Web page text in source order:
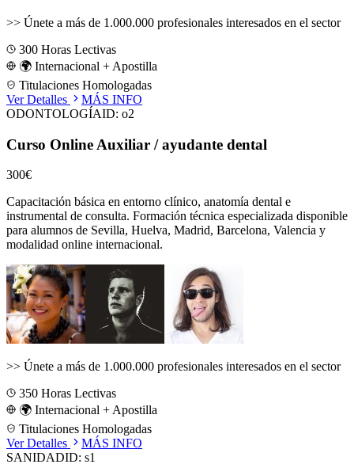
>> Únete a más de 1.000.000 profesionales interesados en el sector
300 Horas Lectivas
🌍 Internacional + Apostilla
Titulaciones Homologadas
Ver Detalles
MÁS INFO
ODONTOLOGÍAID: o2
Curso Online Auxiliar / ayudante dental
300€
Capacitación básica en entorno clínico, anatomía dental e
instrumental de consulta. Formación técnica especializada disponible
para alumnos de Sevilla, Huelva, Madrid, Barcelona, Valencia y
modalidad online internacional.
>> Únete a más de 1.000.000 profesionales interesados en el sector
350 Horas Lectivas
🌍 Internacional + Apostilla
Titulaciones Homologadas
Ver Detalles
MÁS INFO
SANIDADID: s1